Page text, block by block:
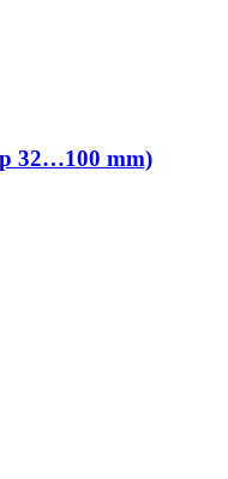
32…100 mm)